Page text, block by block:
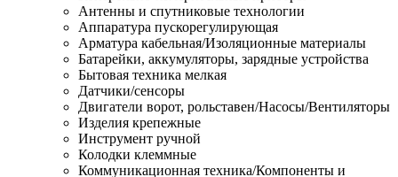
Антенны и спутниковые технологии
Аппаратура пускорегулирующая
Арматура кабельная/Изоляционные материалы
Батарейки, аккумуляторы, зарядные устройства
Бытовая техника мелкая
Датчики/сенсоры
Двигатели ворот, рольставен/Насосы/Вентиляторы
Изделия крепежные
Инструмент ручной
Колодки клеммные
Коммуникационная техника/Компоненты и